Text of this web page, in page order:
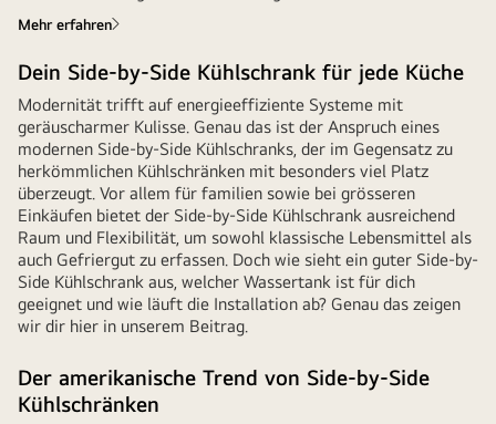
Mehr erfahren
Dein Side-by-Side Kühlschrank für jede Küche
Modernität trifft auf energieeffiziente Systeme mit
geräuscharmer Kulisse. Genau das ist der Anspruch eines
modernen Side-by-Side Kühlschranks, der im Gegensatz zu
herkömmlichen Kühlschränken mit besonders viel Platz
überzeugt. Vor allem für familien sowie bei grösseren
Einkäufen bietet der Side-by-Side Kühlschrank ausreichend
Raum und Flexibilität, um sowohl klassische Lebensmittel als
auch Gefriergut zu erfassen. Doch wie sieht ein guter Side-by-
Side Kühlschrank aus, welcher Wassertank ist für dich
geeignet und wie läuft die Installation ab? Genau das zeigen
wir dir hier in unserem Beitrag.
Der amerikanische Trend von Side-by-Side
Kühlschränken